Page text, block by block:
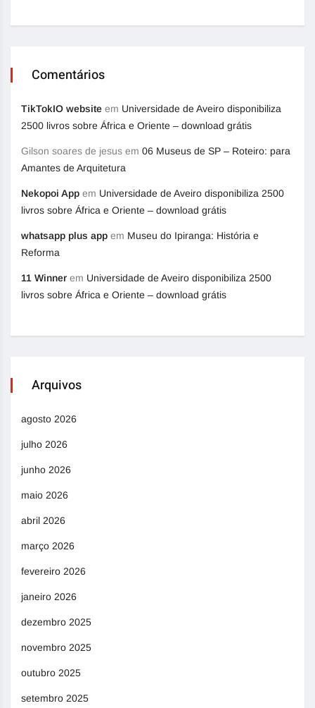
Comentários
TikTokIO website em Universidade de Aveiro disponibiliza
2500 livros sobre África e Oriente – download grátis
Gilson soares de jesus em 06 Museus de SP – Roteiro: para
Amantes de Arquitetura
Nekopoi App em Universidade de Aveiro disponibiliza 2500
livros sobre África e Oriente – download grátis
whatsapp plus app em Museu do Ipiranga: História e
Reforma
11 Winner em Universidade de Aveiro disponibiliza 2500
livros sobre África e Oriente – download grátis
Arquivos
agosto 2026
julho 2026
junho 2026
maio 2026
abril 2026
março 2026
fevereiro 2026
janeiro 2026
dezembro 2025
novembro 2025
outubro 2025
setembro 2025